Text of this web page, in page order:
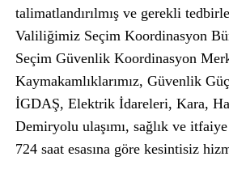
talimatlandırılmış ve gerekli
Valiliğimiz Seçim Koordinasyon
Seçim Güvenlik Koordinasyon
Kaymakamlıklarımız, Güvenlik
İGDAŞ, Elektrik İdareleri, Kara,
Demiryolu ulaşımı, sağlık ve
724 saat esasına göre kesintisiz